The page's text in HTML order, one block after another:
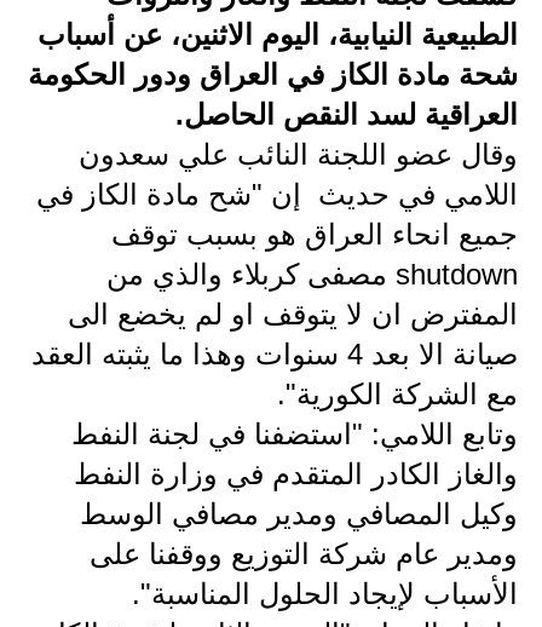
الاخبار الاقتصادية
الاخبار الرياضية
المدارس
اخبار وقرارات وزارة التربية
نتائج الامتحانات
المرحلة الابتدائية
المرحلة المتوسطة
المرحلة الاعدادية
اسئلة وزارية
المرحلة الابتدائية
المرحلة المتوسطة
الطبيعية النيابية، اليوم الاثنين، عن أسباب
شحة مادة الكاز في العراق ودور الحكومة
العراقية لسد النقص الحاصل.
وقال عضو اللجنة النائب علي سعدون
اللامي في حديث إن "شح مادة الكاز في
جميع انحاء العراق هو بسبب توقف
shutdown مصفى كربلاء والذي من
المفترض ان لا يتوقف او لم يخضع الى
صيانة الا بعد 4 سنوات وهذا ما يثبته العقد
مع الشركة الكورية".
وتابع اللامي: "استضفنا في لجنة النفط
والغاز الكادر المتقدم في وزارة النفط
وكيل المصافي ومدير مصافي الوسط
ومدير عام شركة التوزيع ووقفنا على
الأسباب لإيجاد الحلول المناسبة".